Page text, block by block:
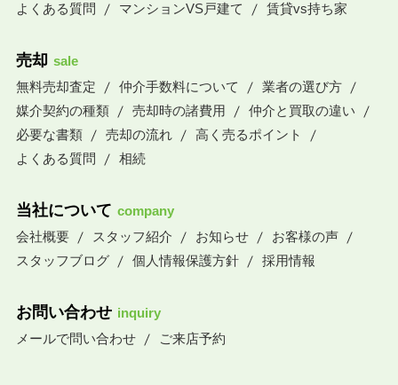
よくある質問
マンションVS戸建て 賃貸vs持ち家
売却 sale
無料売却査定
仲介手数料について
業者の選び方
媒介契約の種類
売却時の諸費用
仲介と買取の違い
必要な書類
売却の流れ
高く売るポイント
よくある質問
相続
当社について company
会社概要
スタッフ紹介 お知らせ
お客様の声
スタッフブログ
個人情報保護方針 採用情報
お問い合わせ inquiry
メールで問い合わせ
ご来店予約